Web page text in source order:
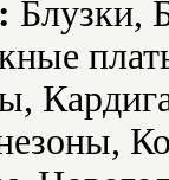
Блузки,